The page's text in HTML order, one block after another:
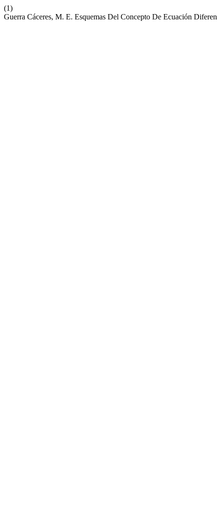
(1)
Guerra Cáceres, M. E. Esquemas Del Concepto De Ecuación